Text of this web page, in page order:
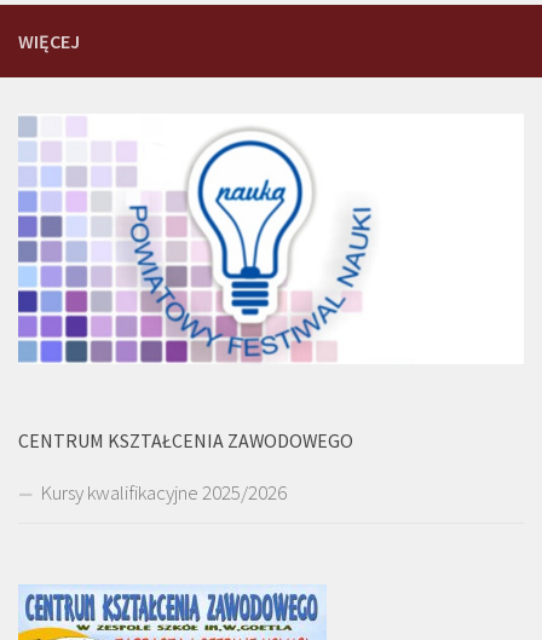
WIĘCEJ
CENTRUM KSZTAŁCENIA ZAWODOWEGO
Kursy kwalifikacyjne 2025/2026